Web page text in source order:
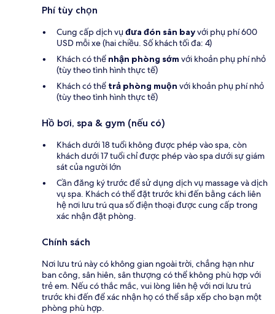
Phí tùy chọn
Cung cấp dịch vụ đưa đón sân bayvới phụ phí 600
USD mỗi xe (hai chiều. Số khách tối đa: 4)
Khách có thể nhận phòng sớm với khoản phụ phí nhỏ
(tùy theo tình hình thực tế)
Khách có thể trả phòng muộn với khoản phụ phí nhỏ
(tùy theo tình hình thực tế)
Hồ bơi, spa & gym (nếu có)
Khách dưới 18 tuổi không được phép vào spa, còn
khách dưới 17 tuổi chỉ được phép vào spa dưới sự giám
sát của người lớn
Cần đăng ký trước để sử dụng dịch vụ massage và dịch
vụ spa. Khách có thể đặt trước khi đến bằng cách liên
hệ nơi lưu trú qua số điện thoại được cung cấp trong
xác nhận đặt phòng.
Chính sách
Nơi lưu trú này có không gian ngoài trời, chẳng hạn như
ban công, sân hiên, sân thượng có thể không phù hợp với
trẻ em. Nếu có thắc mắc, vui lòng liên hệ với nơi lưu trú
trước khi đến để xác nhận họ có thể sắp xếp cho bạn một
phòng phù hợp.